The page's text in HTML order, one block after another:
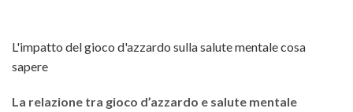
L'impatto del gioco d'azzardo sulla salute mentale cosa
sapere
La relazione tra gioco d’azzardo e salute mentale